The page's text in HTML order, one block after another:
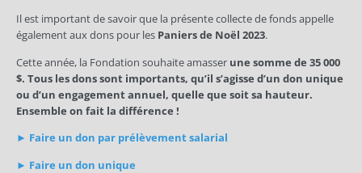
Il est important de savoir que la présente collecte de fonds appelle
également aux dons pour les Paniers de Noël 2023.
Cette année, la Fondation souhaite amasser une somme de 35 000
$. Tous les dons sont importants, qu’il s’agisse d’un don unique
ou d’un engagement annuel, quelle que soit sa hauteur.
Ensemble on fait la différence !
► Faire un don par prélèvement salarial
► Faire un don unique